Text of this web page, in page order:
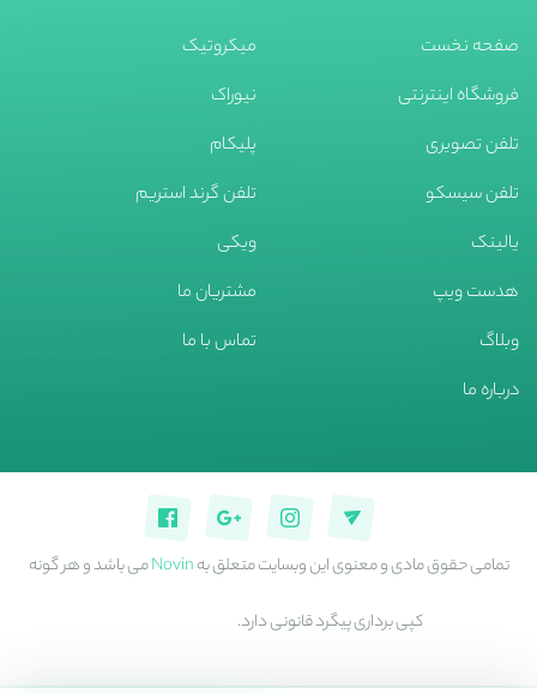
صفحه نخست
فروشگاه اینترنتی
تلفن تصویری
تلفن سیسکو
یالینک
هدست ویپ
وبلاگ
درباره ما
میکروتیک
نیوراک
پلیکام
تلفن گرند استریم
ویکی
مشتریان ما
تماس با ما
تمامی حقوق مادی و معنوی این وبسایت متعلق بهNovinمی باشد و هر گونه
کپی برداری پیگرد قانونی دارد.